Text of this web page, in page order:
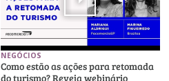
NEGÓCIOS
Como estão as ações para retomada
do turismo? Reveja webinário